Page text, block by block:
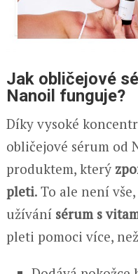
Jak obličejové
Nanoil funguje?
Díky vysoké
obličejové sérum od
produktem, který
pleti. To ale není
užívání sérum s
pleti pomoci více,